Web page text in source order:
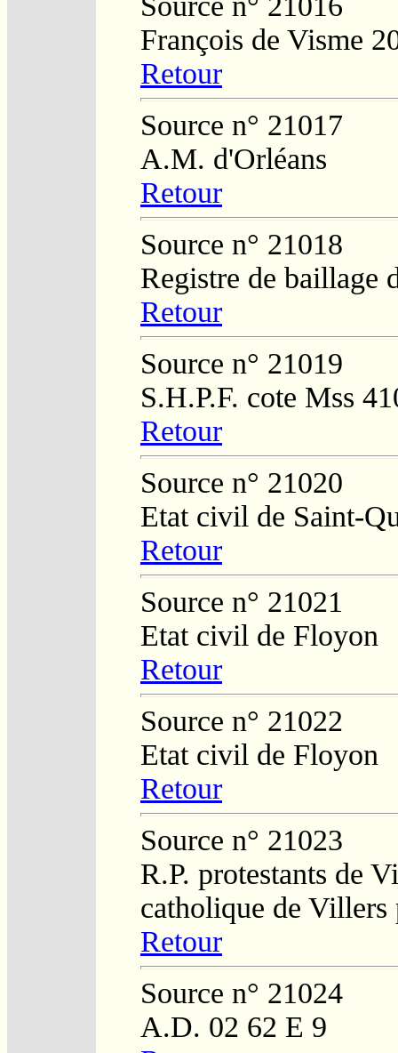
François de Visme
Retour
Source n° 21017
A.M. d'Orléans
Retour
Source n° 21018
Registre de baillage
Retour
Source n° 21019
S.H.P.F. cote Mss
Retour
Source n° 21020
Etat civil de Saint-
Retour
Source n° 21021
Etat civil de Floyon
Retour
Source n° 21022
Etat civil de Floyon
Retour
Source n° 21023
R.P. protestants de
catholique de Villers
Retour
Source n° 21024
A.D. 02 62 E 9